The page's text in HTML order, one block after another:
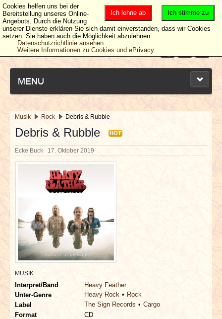
MENU
NEUESTE ARTIKEL
NEWS & DATES
BERICHTE
VERLOSUNGEN
INTERVIEWS
SPECIALS
REDAKTION
LINKS
Musik Rock Debris & Rubble
Debris & Rubble HOT
Ecke Buck 17. Oktober 2019
MUSIK
Interpret/Band
Heavy Feather
Unter-Genre
Heavy Rock
Rock
Label
The Sign Records
Cargo
Format
CD
Ich stimme zu
Ich lehne ab
Cookies helfen uns bei der
Bereitstellung unseres Online-
Angebots. Durch die Nutzung
unserer Dienste erklären Sie sich damit einverstanden, dass wir Cookies
setzen. Sie haben auch die Möglichkeit abzulehnen.
Datenschutzrichtlinie ansehen
Weitere Informationen zu Cookies und ePrivacy